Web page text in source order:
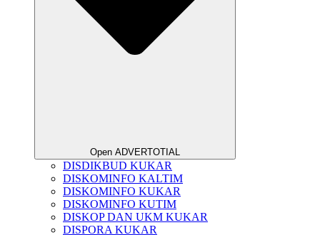
Open ADVERTOTIAL
DISDIKBUD KUKAR
DISKOMINFO KALTIM
DISKOMINFO KUKAR
DISKOMINFO KUTIM
DISKOP DAN UKM KUKAR
DISPORA KUKAR